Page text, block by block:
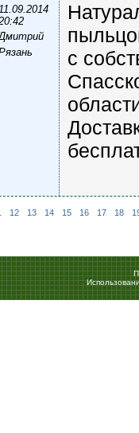
с
12 13 14 15 16 17 18